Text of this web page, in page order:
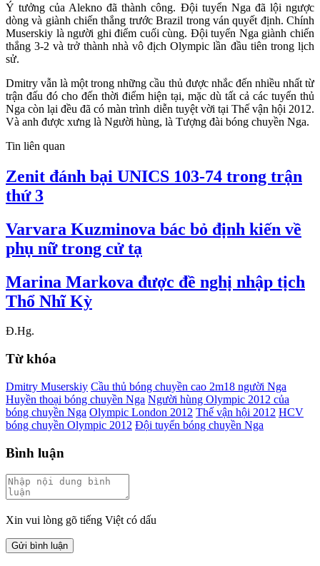
Ý tưởng của Alekno đã thành công. Đội tuyển Nga đã lội ngược
dòng và giành chiến thắng trước Brazil trong ván quyết định. Chính
Muserskiy là người ghi điểm cuối cùng. Đội tuyển Nga giành chiến
thắng 3-2 và trở thành nhà vô địch Olympic lần đầu tiên trong lịch
sử.
Dmitry vẫn là một trong những cầu thủ được nhắc đến nhiều nhất từ
​​trận đấu đó cho đến thời điểm hiện tại, mặc dù tất cả các tuyển thủ
Nga còn lại đều đã có màn trình diễn tuyệt vời tại Thế vận hội 2012.
Và anh được xưng là Người hùng, là Tượng đài bóng chuyền Nga.
Tin liên quan
Zenit đánh bại UNICS 103-74 trong trận
thứ 3
Varvara Kuzminova bác bỏ định kiến về
phụ nữ trong cử tạ
Marina Markova được đề nghị nhập tịch
Thổ Nhĩ Kỳ
Đ.Hg.
Từ khóa
Dmitry Muserskiy Cầu thủ bóng chuyền cao 2m18 người Nga
Huyền thoại bóng chuyền Nga Người hùng Olympic 2012 của
bóng chuyền Nga Olympic London 2012 Thế vận hội 2012 HCV
bóng chuyền Olympic 2012 Đội tuyển bóng chuyền Nga
Bình luận
Xin vui lòng gõ tiếng Việt có dấu
Gửi bình luận